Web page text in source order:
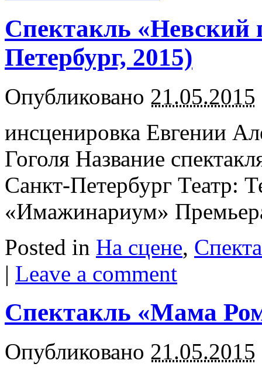
Спектакль «Невский
Петербург, 2015)
Опубликовано 21.05.2015
инсценировка Евгении
Гоголя Название
Санкт-Петербург Театр:
«Имажинариум»
Posted in На сцене,
| Leave a comment
Спектакль «Мама
Опубликовано 21.05.2015